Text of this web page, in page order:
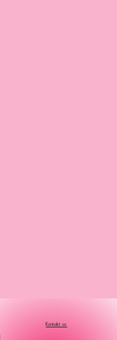
Kontakt os